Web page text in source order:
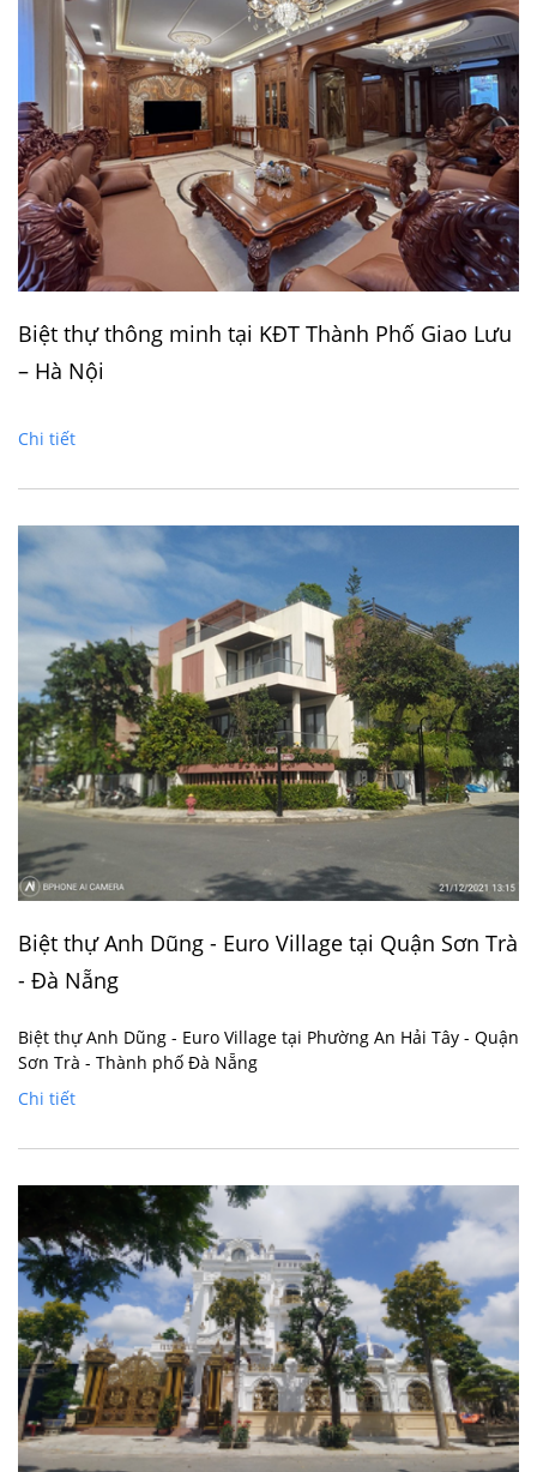
Biệt thự thông minh tại KĐT Thành Phố Giao Lưu
– Hà Nội
Chi tiết
Biệt thự Anh Dũng - Euro Village tại Quận Sơn Trà
- Đà Nẵng
Biệt thự Anh Dũng - Euro Village tại Phường An Hải Tây - Quận
Sơn Trà - Thành phố Đà Nẵng
Chi tiết